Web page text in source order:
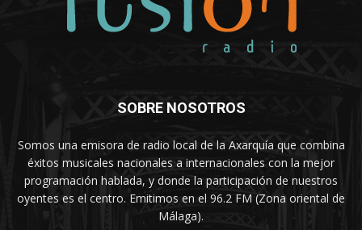
SOBRE NOSOTROS
Somos una emisora de radio local de la Axarquía que combina
éxitos musicales nacionales a internacionales con la mejor
programación hablada, y donde la participación de nuestros
oyentes es el centro. Emitimos en el 96.2 FM (Zona oriental de
Málaga).